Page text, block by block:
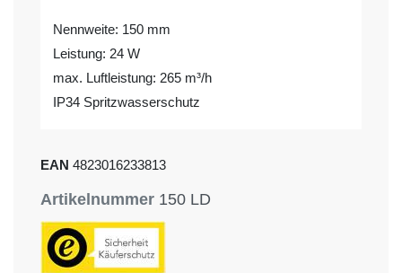
Nennweite: 150 mm
Leistung: 24 W
max. Luftleistung: 265 m³/h
IP34 Spritzwasserschutz
EAN 4823016233813
Artikelnummer 150 LD